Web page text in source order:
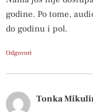
godine. Po tome,
do godinu i pol.
Odgovori
Tonka